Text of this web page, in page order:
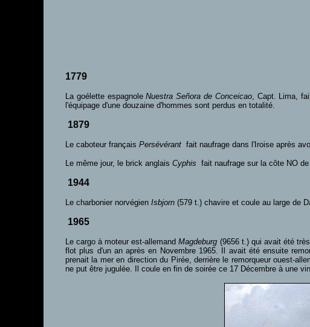
1779
La goélette espagnoleNuestra Señora de Conceicao, Capt. Lima,
l'équipage d'une douzaine d'hommes sont perdus en totalité.
1879
Le caboteur français Persévérant fait naufrage dans l'Iroise après
Le même jour, le brick anglais Cyphis fait naufrage sur la côte NO
1944
Le charbonier norvégien Isbjorn (579 t.) chavire et coule au large de
1965
Le cargo à moteur est-allemandMagdeburg (9656 t.) qui avait été
flot plus d'un an après en Novembre 1965. Il avait été ensuite
prenait la mer en direction du Pirée, derrière le remorqueur ouest-
ne put être jugulée. Il coule en fin de soirée ce 17 Décembre à une